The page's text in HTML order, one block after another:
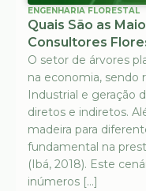
ENGENHARIA FLORESTAL
Quais São as
Consultores
O setor de árvores
na economia, sendo
Industrial e geração
diretos e indiretos.
madeira para
fundamental na
(Ibá, 2018). Este
inúmeros […]